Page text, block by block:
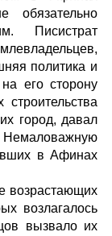
обязательно
Писистрат
политика и
его сторону
город, давал
в Афинах
возрастающих
возлагалось
вызвало их